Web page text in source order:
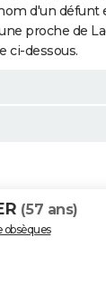
d'un défunt
proche de
ci-dessous.
(57 ans)